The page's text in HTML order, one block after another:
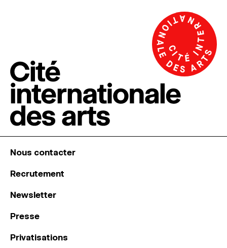
Nous contacter
Recrutement
Newsletter
Presse
Privatisations